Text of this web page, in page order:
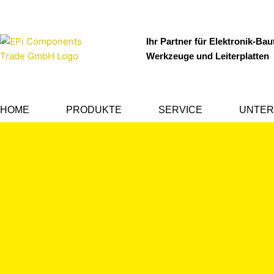
springen
Ihr Partner für Elektronik-
Werkzeuge und Leiterplatten
HOME PRODUKTE SERVICE